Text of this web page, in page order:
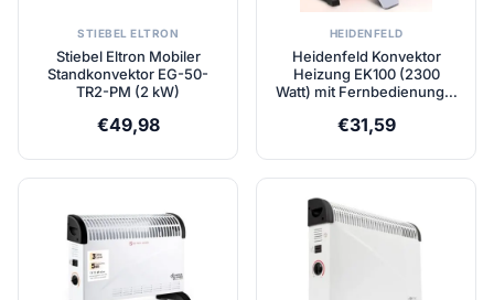
STIEBEL ELTRON
Stiebel Eltron Mobiler
Standkonvektor EG-50-
TR2-PM (2 kW)
€49,98
HEIDENFELD
Heidenfeld Konvektor
Heizung EK100 (2300
Watt) mit Fernbedienung…
€31,59